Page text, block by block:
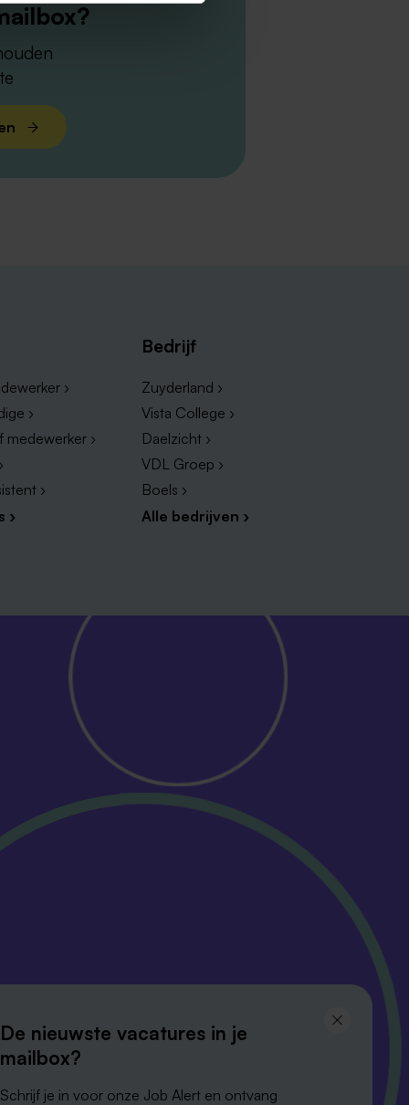
›
›
medewerker ›
›
›
Bedrijf
Zuyderland ›
Vista College ›
Daelzicht ›
VDL Groep ›
Boels ›
Alle bedrijven ›
blijf op de hoogte
De nieuwste vacatures in je
mailbox?
Schrijf je in voor onze Job Alert en ontvang